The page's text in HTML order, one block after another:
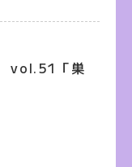
vol.51「巣